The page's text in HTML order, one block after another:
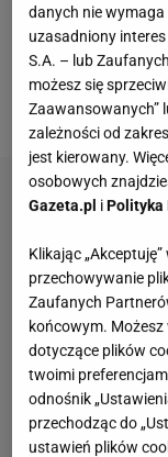
poznamy cztery
od gry na
oczywiście
na rozgrywanie
danych nie
uzasadniony
S.A. – lub
możesz się
Zaawansowanych”
zależności od
jest kierowany.
osobowych
Gazeta.pl iPolityka
Klikając
przechowywanie
Zaufanych
końcowym.
dotyczące plików
twoimi
odnośnik
przechodząc do
ustawień plików